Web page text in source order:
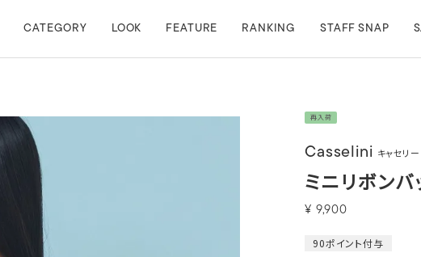
CATEGORY LOOK FEATURE RANKING STAFF SNAP
再入荷
Casselini キャセリ
ミニリボン
¥ 9,900
90ポイント付与